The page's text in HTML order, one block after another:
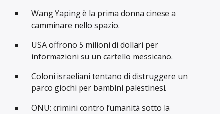
Wang Yaping è la prima donna cinese a
camminare nello spazio.
USA offrono 5 milioni di dollari per
informazioni su un cartello messicano.
Coloni israeliani tentano di distruggere un
parco giochi per bambini palestinesi.
ONU: crimini contro l’umanità sotto la